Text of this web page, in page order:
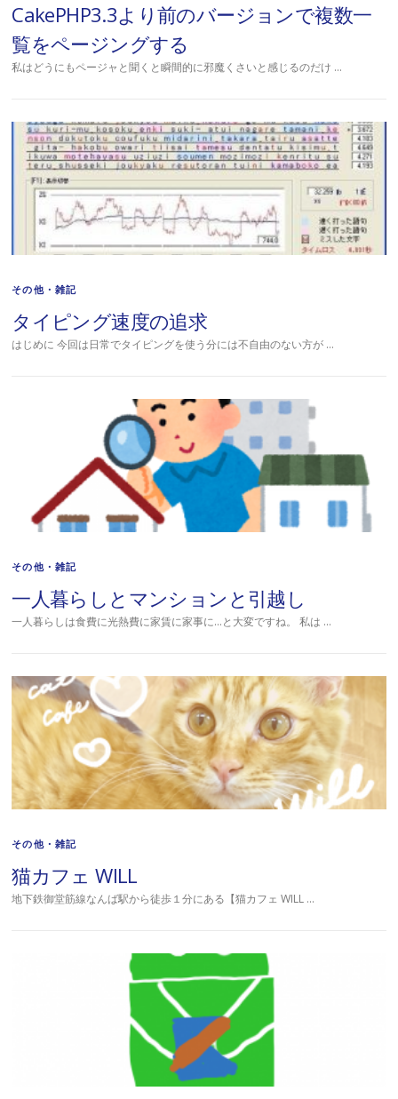
CakePHP3.3より前のバージョンで複数一
覧をページングする
私はどうにもページャと聞くと瞬間的に邪魔くさいと感じるのだけ …
その他・雑記
タイピング速度の追求
はじめに 今回は日常でタイピングを使う分には不自由のない方が …
その他・雑記
一人暮らしとマンションと引越し
一人暮らしは食費に光熱費に家賃に家事に…と大変ですね。 私は …
その他・雑記
猫カフェ WILL
地下鉄御堂筋線なんば駅から徒歩１分にある【猫カフェ WILL …